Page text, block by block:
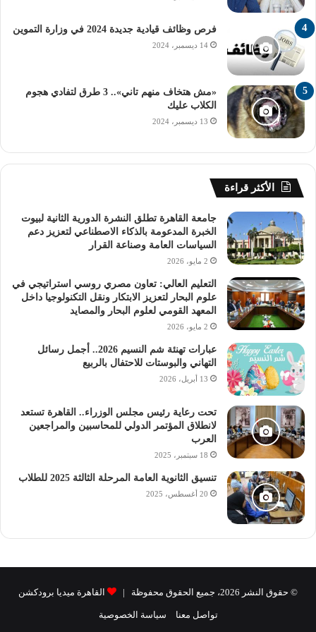
صحي وآمن يتمتع فيه الجميع بحقوق متساوية.
الطب قصر العيني، عرضًا حول “العنف الأسري” أوضحت خلاله
أنواعه وسبل مواجهته، مؤكدةً أهمية التوعية بمخاطره ضمن
جهود مناهضة العنف ضد المرأة.
ومن بينهن: الدكتورة نادية زخاري وزيرة البحث العلمي الأسبق،
والدكتورة حنان سليمان النائب بمجلس الشيوخ، والدكتورة هبه
نوح مستشار رئيس جامعة القاهرة لشئون الطلاب بالفرع
الدولي، والدكتورة رباب الشريف عميد كلية الدراسات العليا
للنانو تكنولوجي، والدكتورة لبني فريد عميد كلية التجارة،
والدكتورة إيمان هريدي عميد كلية الدراسات العليا للتربية،
جيهان عزام عميد كلية التربية للطفولة المبكرة، والدكتورة جالة
العزب عميد المعهد القومي لعلوم الليزر، والدكتورة جيرالدين
محمد أحمد عميد كلية طب الأسنان.
فرص وظائف قيادية جديدة 2024 في وزارة التموين
14 ديسمبر، 2024
«مش هتخاف منهم تاني».. 3 طرق لتفادي هجوم
الكلاب عليك
13 ديسمبر، 2024
الأكثر قراءة
جامعة القاهرة تطلق النشرة الدورية الثانية لبيوت
الخبرة المدعومة بالذكاء الاصطناعي لتعزيز دعم
السياسات العامة وصناعة القرار
2 مايو، 2026
التعليم العالي: تعاون مصري روسي استراتيجي في
علوم البحار لتعزيز الابتكار ونقل التكنولوجيا داخل
المعهد القومي لعلوم البحار والمصايد
2 مايو، 2026
عبارات تهنئة شم النسيم 2026.. أجمل رسائل
التهاني والبوستات للاحتفال بالربيع
13 أبريل، 2026
تحت رعاية رئيس مجلس الوزراء.. القاهرة تستعد
لانطلاق المؤتمر الدولي للمحاسبين والمراجعين
العرب
18 سبتمبر، 2025
تنسيق الثانوية العامة المرحلة الثالثة 2025 للطلاب
20 أغسطس، 2025
© حقوق النشر 2026، جميع الحقوق محفوظة | القاهرة ميديا برودكشن
تواصل معنا سياسة الخصوصية